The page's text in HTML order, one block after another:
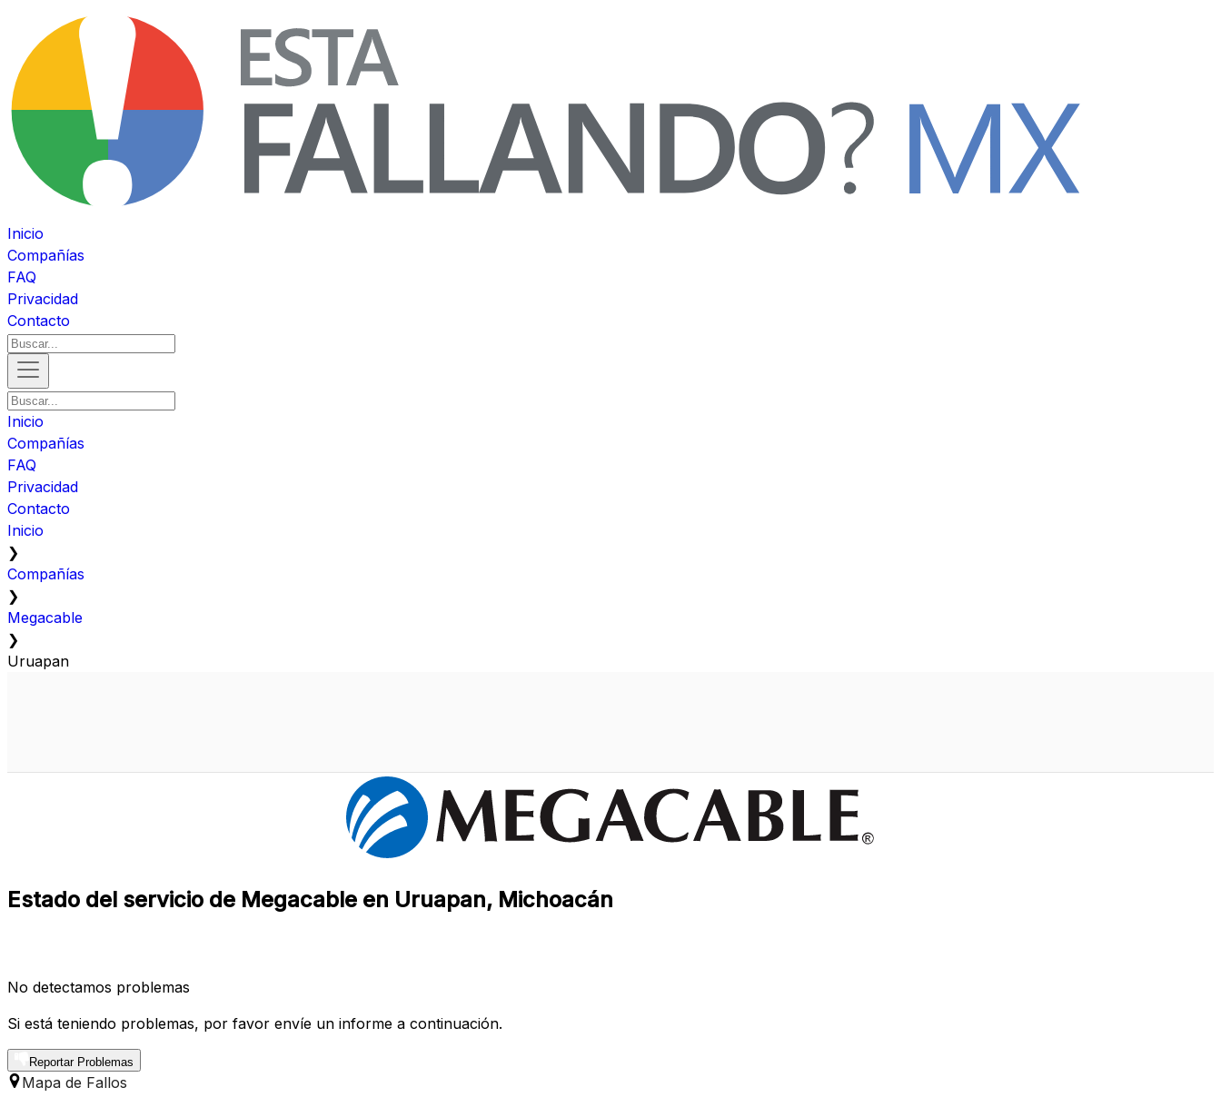
Inicio
Compañías
FAQ
Privacidad
Contacto
Inicio
Compañías
FAQ
Privacidad
Contacto
Inicio
❯
Compañías
❯
Megacable
❯
Uruapan
Estado del servicio de Megacable en Uruapan, Michoacán
No detectamos problemas
Si está teniendo problemas, por favor envíe un informe a continuación.
Reportar Problemas
Mapa de Fallos